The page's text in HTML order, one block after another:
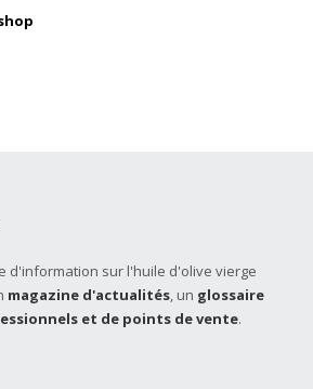
d'information sur l'huile d'olive vierge
magazine d'actualités, un glossaire
et de points de vente.